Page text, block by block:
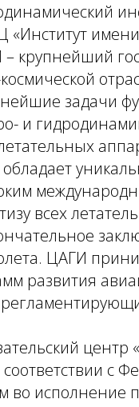
«Институт
– крупнейший
задачи
и
всех
ЦАГИ
развития
центр
с
исполнение